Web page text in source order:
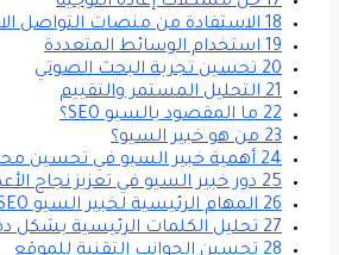
18 الاستفادة من منصات التواصل الاجتماعي
19 استخدام الوسائط المتعددة
20 تحسين تجربة البحث الصوتي
21 التحليل المستمر والتقييم
22 ما المقصود بالسيو SEO؟
23 من هو خبير السيو؟
24 أهمية خبير السيو في تحسين محركات البحث
25 دور خبير السيو في تعزيز نجاح الأعمال التجارية
26 المهام الرئيسية لخبير السيو SEO
27 تحليل الكلمات الرئيسية بشكل دقيق